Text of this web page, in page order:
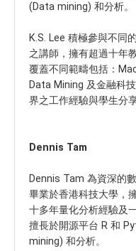
(Data mining) 和分析。
K.S. Lee 積極參與不同
之講師，擁有超過十年
覆蓋不同範疇包括：
Data Mining 及金融科
界之工作經驗與學生分享
Dennis Tam
Dennis Tam 為資深的
畢業於香港科技大學，
十多年量化分析經驗及
擅長於開源平台 R 和
mining) 和分析。